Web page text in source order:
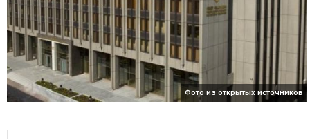
Фото из открытых источников